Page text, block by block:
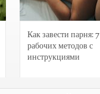
Как завести парня: 7
рабочих методов с
инструкциями